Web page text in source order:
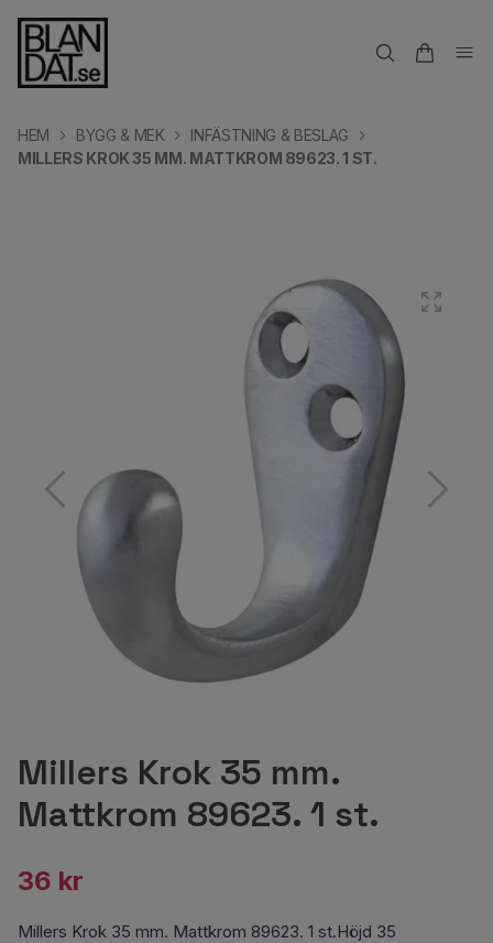
HEM BYGG & MEK
INFÄSTNING & BESLAG
MILLERS KROK 35 MM. MATTKROM 89623. 1 ST.
Millers Krok 35 mm.
Mattkrom 89623. 1 st.
36 kr
Millers Krok 35 mm. Mattkrom 89623. 1 st.Höjd 35